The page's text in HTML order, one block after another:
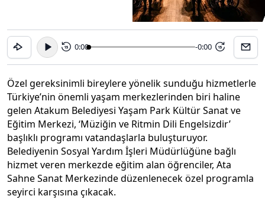
15 0:00 -0:00 15
Özel gereksinimli bireylere yönelik sunduğu hizmetlerle
Türkiye’nin önemli yaşam merkezlerinden biri haline
gelen Atakum Belediyesi Yaşam Park Kültür Sanat ve
Eğitim Merkezi, ‘Müziğin ve Ritmin Dili Engelsizdir’
başlıklı programı vatandaşlarla buluşturuyor.
Belediyenin Sosyal Yardım İşleri Müdürlüğüne bağlı
hizmet veren merkezde eğitim alan öğrenciler, Ata
Sahne Sanat Merkezinde düzenlenecek özel programla
seyirci karşısına çıkacak.